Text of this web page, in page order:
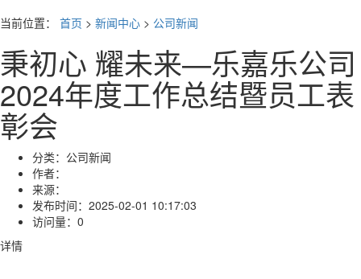
当前位置： 首页 > 新闻中心 > 公司新闻
秉初心 耀未来—乐嘉乐公司
2024年度工作总结暨员工表
彰会
分类： 公司新闻
作者：
来源：
发布时间： 2025-02-01 10:17:03
访问量： 0
详情